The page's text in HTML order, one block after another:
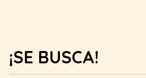
¡SE BUSCA!